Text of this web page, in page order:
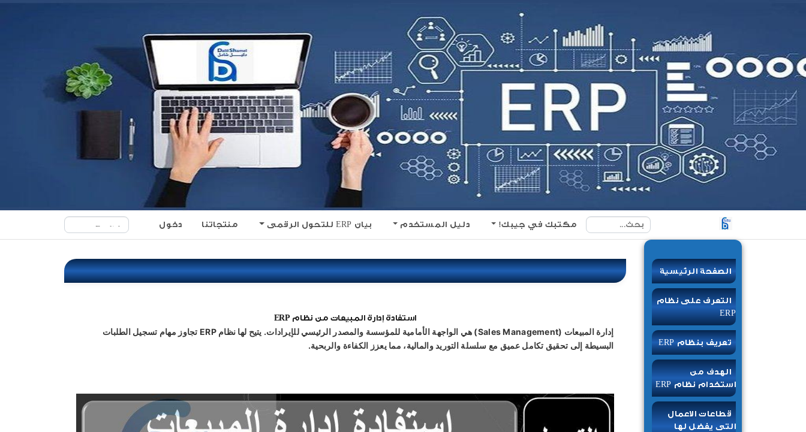
مكتبك في جيبك! دليل المستخدم بيان ERP للتحول الرقمى منتجاتنا دخول
الصفحة الرئيسية
التعرف على نظام
ERP
تعريف بنظام ERP
الهدف من
استخدام نظام ERP
قطاعات الاعمال
التى يفضل لها
استفادة إدارة المبيعات من نظام ERP
البسيطة إلى تحقيق تكامل عميق مع سلسلة التوريد والمالية، مما يعزز الكفاءة والربحية.